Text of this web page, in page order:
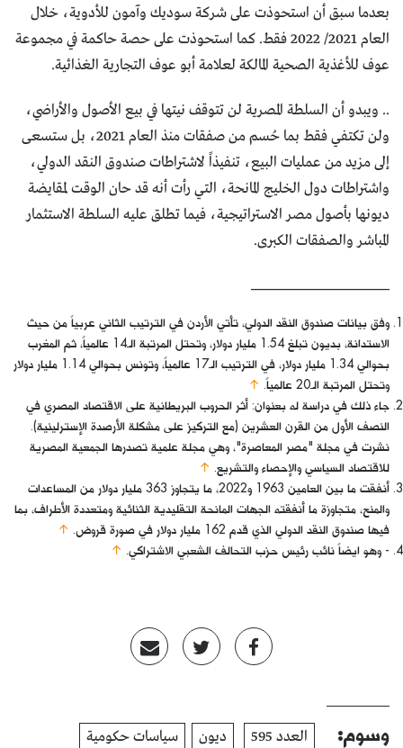
بعدما سبق أن استحوذت على شركة سوديك وآمون للأدوية، خلال
العام 2021/ 2022 فقط. كما استحوذت على حصة حاكمة في مجموعة
عوف للأغذية الصحية المالكة لعلامة أبو عوف التجارية الغذائية.
.. ويبدو أن السلطة المصرية لن تتوقف نيتها في بيع الأصول والأراضي،
ولن تكتفي فقط بما حُسم من صفقات منذ العام 2021، بل ستسعى
إلى مزيد من عمليات البيع، تنفيذاً لاشتراطات صندوق النقد الدولي،
واشتراطات دول الخليج المانحة، التي رأت أنه قد حان الوقت لمقايضة
ديونها بأصول مصر الاستراتيجية، فيما تطلق عليه السلطة الاستثمار
المباشر والصفقات الكبرى.
وفق بيانات صندوق النقد الدولي، تأتي الأردن في الترتيب الثاني عربياً من حيث
الاستدانة، بديون تبلغ 1.54 مليار دولار، وتحتل المرتبة الـ14 عالمياً، ثم المغرب
بحوالي 1.34 مليار دولار، في الترتيب الـ17 عالمياً، وتونس بحوالي 1.14 مليار دولار
وتحتل المرتبة الـ20 عالمياً.
↑
جاء ذلك في دراسة له بعنوان: أثر الحروب البريطانية على الاقتصاد المصري في
النصف الأول من القرن العشرين (مع التركيز على مشكلة الأرصدة الإسترلينية).
نشرت في مجلة "مصر المعاصرة"، وهي مجلة علمية تصدرها الجمعية المصرية
للاقتصاد السياسي والإحصاء والتشريع. ↑
أنفقت ما بين العامين 1963 و2022، ما يتجاوز 363 مليار دولار من المساعدات
والمنح، متجاوزة ما أنفقته الجهات المانحة التقليدية الثنائية ومتعددة الأطراف، بما
فيها صندوق النقد الدولي الذي قدم 162 مليار دولار في صورة قروض.
↑
- وهو ايضاً نائب رئيس حزب التحالف الشعبي الاشتراكي. ↑
وسوم: العدد 595 ديون
سياسات حكومية